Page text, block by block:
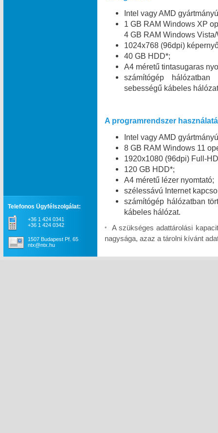
Intel vagy AMD
1 GB RAM Windows XP
4 GB RAM Windows
1024x768 (96dpi)
40 GB HDD*;
A4 méretű tintasugaras
számítógép
sebességű kábeles
A programrendszer
Intel vagy AMD
8 GB RAM Windows 11
1920x1080 (96dpi) Full-
120 GB HDD*;
A4 méretű lézer nyomtató;
szélessávú Internet
számítógép hálózatban
kábeles hálózat.
*
A szükséges adattárolási
nagysága, azaz a tárolni kívánt
Telefonos Ügyfélszolgálat:
+36 1 424 0341
+36 1 424 0342
1507 Budapest Pf. 65
ntx@ntx.hu